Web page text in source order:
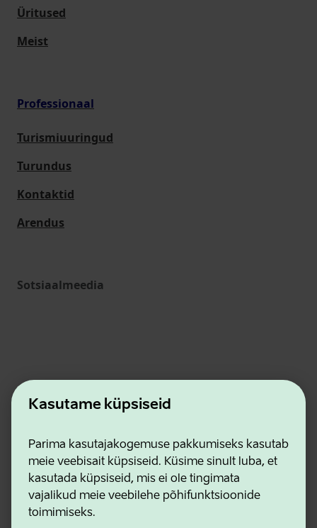
Kasutame küpsiseid
Parima kasutajakogemuse pakkumiseks kasutab
meie veebisait küpsiseid. Küsime sinult luba, et
kasutada küpsiseid, mis ei ole tingimata
vajalikud meie veebilehe põhifunktsioonide
toimimiseks.
Üritused
Meist
Professionaal
Turismiuuringud
Turundus
Kontaktid
Arendus
Sotsiaalmeedia
Ettevõtluse ja Innovatsiooni Sihtasutus
Kontaktid
Koostööpartnerid
Kasutustingimused
Privaatsuse ja küpsiste eeskirjad